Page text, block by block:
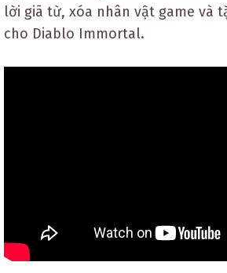
lời giã từ, xóa nhân vật game và
cho Diablo Immortal.